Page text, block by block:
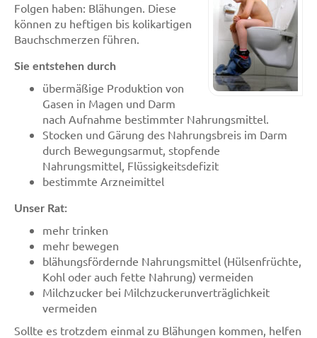
Folgen haben: Blähungen. Diese
können zu heftigen bis kolikartigen
Bauchschmerzen führen.
Sie entstehen durch
übermäßige Produktion von
Gasen in Magen und Darm
nach Aufnahme bestimmter Nahrungsmittel.
Stocken und Gärung des Nahrungsbreis im Darm
durch Bewegungsarmut, stopfende
Nahrungsmittel, Flüssigkeitsdefizit
bestimmte Arzneimittel
Unser Rat:
mehr trinken
mehr bewegen
blähungsfördernde Nahrungsmittel (Hülsenfrüchte,
Kohl oder auch fette Nahrung) vermeiden
Milchzucker bei Milchzuckerunverträglichkeit
vermeiden
Sollte es trotzdem einmal zu Blähungen kommen, helfen